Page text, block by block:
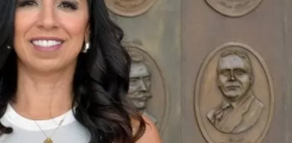
la sustentabilidad
Sin embargo, enfatizó que la
la organización comunitaria
del proyecto político en la